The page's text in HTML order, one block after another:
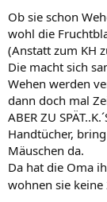
r
Ob sie schon
wohl die
(Anstatt zum KH
Die macht sich
Wehen werden
dann doch mal
ABER ZU
Handtücher,
Mäuschen da.
Da hat die Oma
wohnen sie